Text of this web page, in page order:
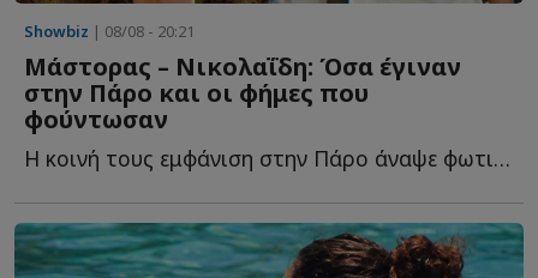
Showbiz | 08/08 - 20:21
Μάστορας – Νικολαΐδη: Όσα έγιναν
στην Πάρο και οι φήμες που
φούντωσαν
Η κοινή τους εμφάνιση στην Πάρο άναψε φωτιές και έδωσε τ...